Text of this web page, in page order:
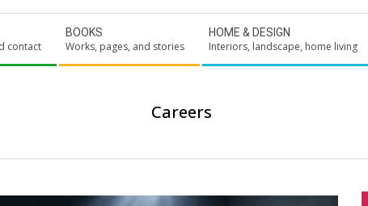
contact
BOOKS
Works, pages, and stories
HOME & DESIGN
Interiors, landscape, home living
Careers